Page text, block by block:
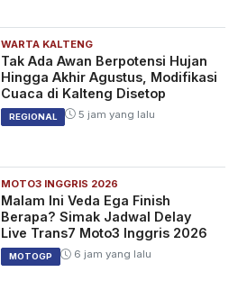
WARTA KALTENG
Tak Ada Awan Berpotensi Hujan
Hingga Akhir Agustus, Modifikasi
Cuaca di Kalteng Disetop
REGIONAL 5 jam yang lalu
MOTO3 INGGRIS 2026
Malam Ini Veda Ega Finish
Berapa? Simak Jadwal Delay
Live Trans7 Moto3 Inggris 2026
MOTOGP 6 jam yang lalu